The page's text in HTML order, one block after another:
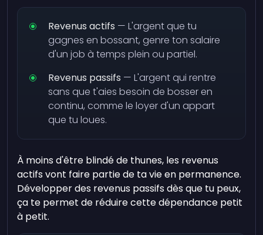
Revenus actifs — L'argent que tu
gagnes en bossant, genre ton salaire
d'un job à temps plein ou partiel.
Revenus passifs — L'argent qui rentre
sans que t'aies besoin de bosser en
continu, comme le loyer d'un appart
que tu loues.
À moins d'être blindé de thunes, les revenus
actifs vont faire partie de ta vie en permanence.
Développer des revenus passifs dès que tu peux,
ça te permet de réduire cette dépendance petit
à petit.